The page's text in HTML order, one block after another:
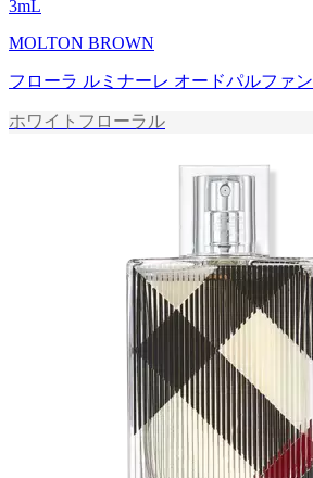
3mL
MOLTON BROWN
フローラ ルミナーレ オードパルファン
ホワイトフローラル